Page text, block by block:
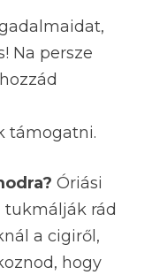
Na persze
támogatni.
Óriási
tukmálják rád
a cigiről,
hogy